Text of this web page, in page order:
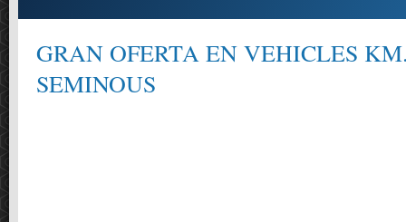
GRAN OFERTA EN VEHICLES
SEMINOUS